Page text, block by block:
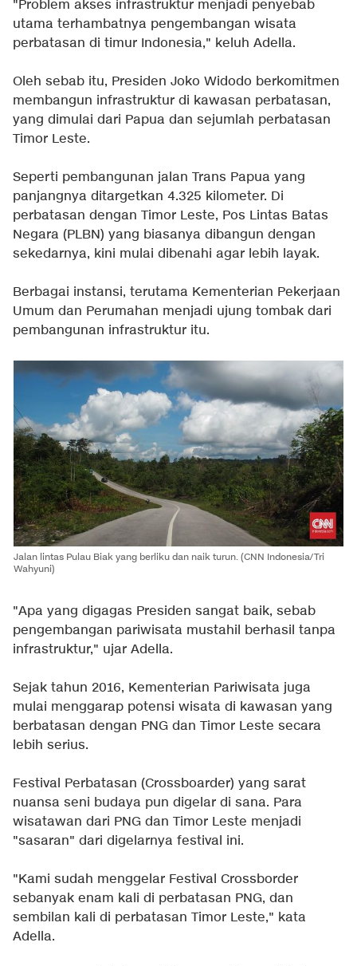
"Problem akses infrastruktur menjadi penyebab
utama terhambatnya pengembangan wisata
perbatasan di timur Indonesia," keluh Adella.
Oleh sebab itu, Presiden Joko Widodo berkomitmen
membangun infrastruktur di kawasan perbatasan,
yang dimulai dari Papua dan sejumlah perbatasan
Timor Leste.
Seperti pembangunan jalan Trans Papua yang
panjangnya ditargetkan 4.325 kilometer. Di
perbatasan dengan Timor Leste, Pos Lintas Batas
Negara (PLBN) yang biasanya dibangun dengan
sekedarnya, kini mulai dibenahi agar lebih layak.
Berbagai instansi, terutama Kementerian Pekerjaan
Umum dan Perumahan menjadi ujung tombak dari
pembangunan infrastruktur itu.
Jalan lintas Pulau Biak yang berliku dan naik turun. (CNN Indonesia/Tri
Wahyuni)
"Apa yang digagas Presiden sangat baik, sebab
pengembangan pariwisata mustahil berhasil tanpa
infrastruktur," ujar Adella.
Sejak tahun 2016, Kementerian Pariwisata juga
mulai menggarap potensi wisata di kawasan yang
berbatasan dengan PNG dan Timor Leste secara
lebih serius.
Festival Perbatasan (Crossboarder) yang sarat
nuansa seni budaya pun digelar di sana. Para
wisatawan dari PNG dan Timor Leste menjadi
"sasaran" dari digelarnya festival ini.
"Kami sudah menggelar Festival Crossborder
sebanyak enam kali di perbatasan PNG, dan
sembilan kali di perbatasan Timor Leste," kata
Adella.